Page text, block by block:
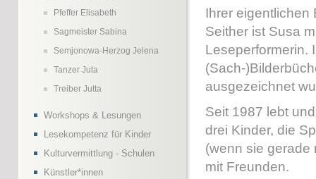
Pfeffer Elisabeth
Sagmeister Sabina
Semjonowa-Herzog Jelena
Tanzer Juta
Treiber Jutta
Workshops & Lesungen
Lesekompetenz für Kinder
Kulturvermittlung - Schulen
Künstler*innen
Ihrer eigentlichen
Seither ist Susa
Leseperformerin.
(Sach-
ausgezeichnet
Seit 1987 lebt
drei Kinder, die
(wenn sie gerade
mit Freunden.